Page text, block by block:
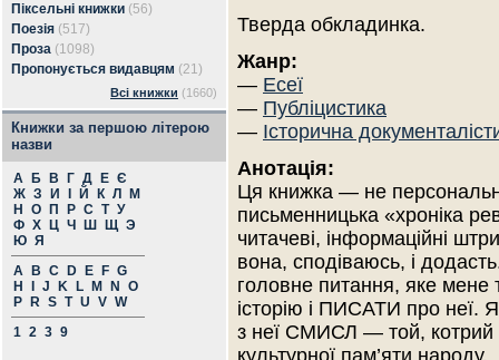
Піксельні книжки (56)
Поезія (517)
Проза (1098)
Пропонується видавцям (21)
Всі книжки (1660)
Книжки за першою літерою
назви
А Б В Г Д Е Є
Ж З И Й К Л
М
Н
О П Р С Т У
Ф Х Ц Ч Ш Щ Э
Ю Я
A
B C D E F G
H
J K L M N
O
P
R S T U V W
1 2 3 9
Тверда обкладинка.
Жанр:
— Есеї
— Публіцистика
— Історична
Анотація:
Ця книжка — не
письменницька «хроніка
читачеві, інформаційні
вона, сподіваюсь, і
головне питання, яке
історію і ПИСАТИ про неї.
з неї СМИСЛ — той, котрий
культурної пам’яти народу.